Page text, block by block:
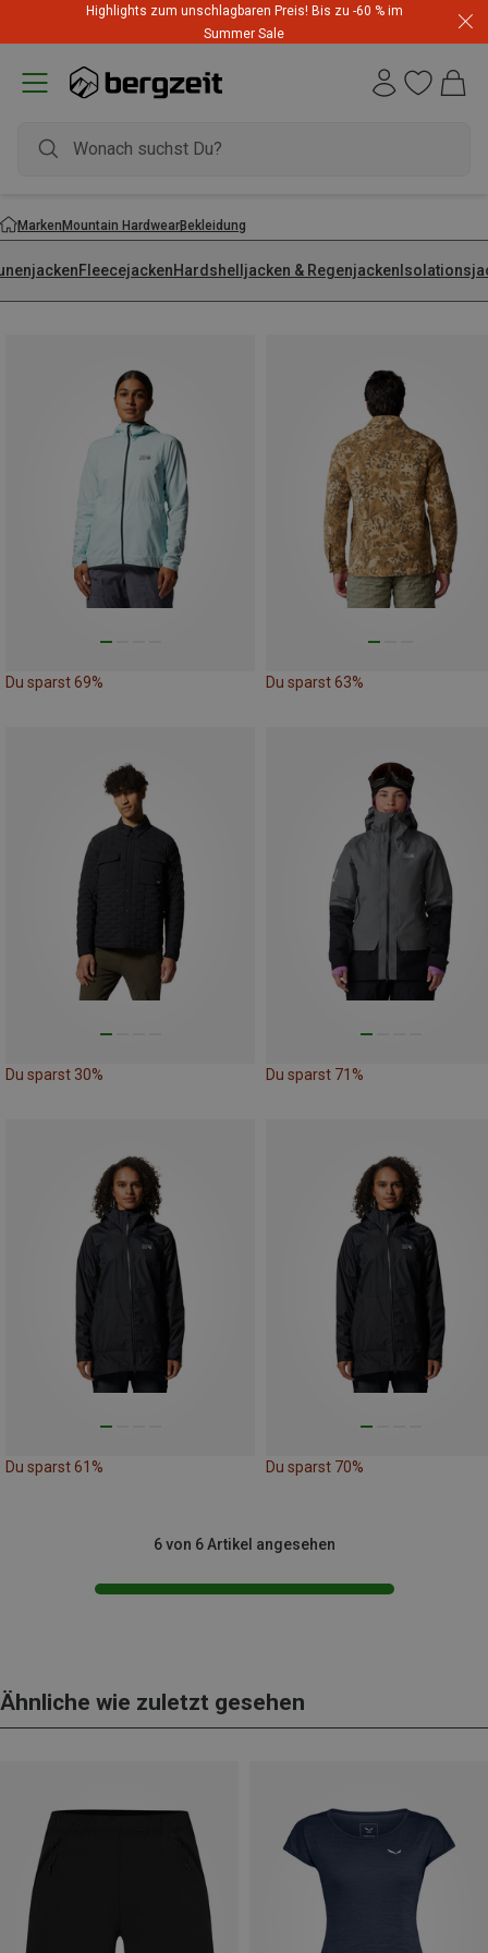
Highlights zum unschlagbaren Preis! Bis zu -60 % im
Summer Sale
MarkenMountain HardwearBekleidung
FleecejackenHardshelljacken & Regenjacken
Du sparst 69% Du sparst 63%
Du sparst 30% Du sparst 71%
Du sparst 61% Du sparst 70%
6 von 6 Artikel angesehen
Ähnliche wie zuletzt gesehen